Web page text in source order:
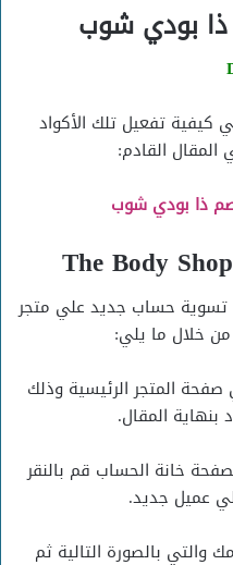
ذا بودي شوب
تفعيل تلك الأكواد
القادم:
ذا بودي شوب
تسوية حساب جديد علي متجر
خلال ما يلي:
المتجر الرئيسية وذلك
بنهاية المقال.
خانة الحساب قم بالنقر
عميل جديد.
والتي بالصورة التالية ثم